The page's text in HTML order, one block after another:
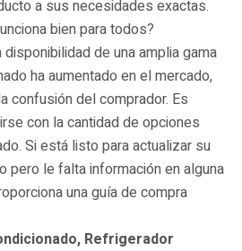
a sus necesidades exactas.
bien para todos?
de una amplia gama
ha aumentado en el mercado,
confusión del comprador. Es
con la cantidad de opciones
Si está listo para actualizar su
pero le falta información en alguna
una guía de compra
Refrigerador